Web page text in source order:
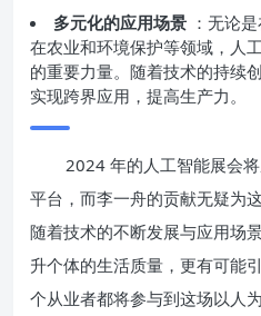
多元化的应用场景 ：无论
在农业和环境保护等领域，人
的重要力量。随着技术的持续
实现跨界应用，提高生产力。
2024 年的人工智能展会
平台，而李一舟的贡献无疑为
随着技术的不断发展与应用场
升个体的生活质量，更有可能
个从业者都将参与到这场以人